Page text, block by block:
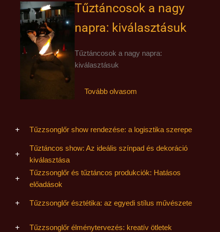
Tűztáncosok a nagy
napra: kiválasztásuk
Tűztáncosok a nagy napra:
kiválasztásuk
Tovább olvasom
Tűzzsonglőr show rendezése: a logisztika szerepe
Tűztáncos show: Az ideális színpad és dekoráció
kiválasztása
Tűzzsonglőr és tűztáncos produkciók: Hatásos
előadások
Tűzzsonglőr észtétika: az egyedi stílus művészete
Tűzzsonglőr élménytervezés: kreatív ötletek